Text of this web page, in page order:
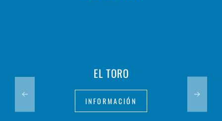
EL TORO
INFORMACIÓN